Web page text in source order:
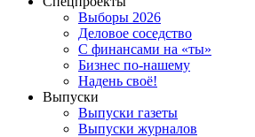
Выборы 2026
Деловое соседство
С финансами на «ты»
Бизнес по-нашему
Надень своё!
Выпуски
Выпуски газеты
Выпуски журналов